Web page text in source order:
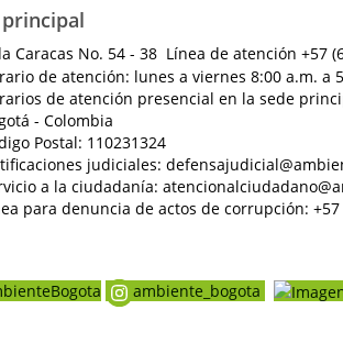
principal
Caracas No. 54 - 38 Línea de atención +57
de atención: lunes a viernes 8:00 a.m. a
de atención presencial en la sede
- Colombia
Postal: 110231324
judiciales:
a la ciudadanía:
para denuncia de actos de corrupción: +57
ambiente_bogota